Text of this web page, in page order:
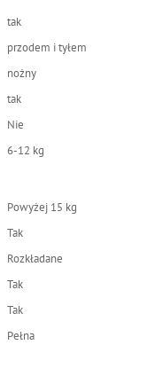
tak
przodem i tyłem
nożny
tak
Nie
6-12 kg
Powyżej 15 kg
Tak
Rozkładane
Tak
Tak
Pełna